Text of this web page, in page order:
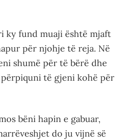
ky fund muaji është mjaft
për njohje të reja. Në
shumë për të bërë dhe
të gjeni kohë për
bëni hapin e gabuar,
do ju vijnë së